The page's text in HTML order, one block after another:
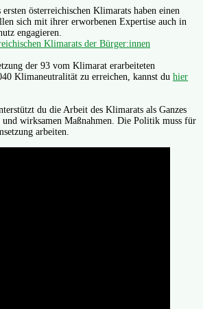
österreichischen Klimarats haben einen
sich mit ihrer erworbenen Expertise auch in
engagieren.
Klimarats der Bürger:innen
der 93 vom Klimarat erarbeiteten
Klimaneutralität zu erreichen, kannst du hier
du die Arbeit des Klimarats als Ganzes
und wirksamen Maßnahmen. Die Politik muss für
arbeiten.